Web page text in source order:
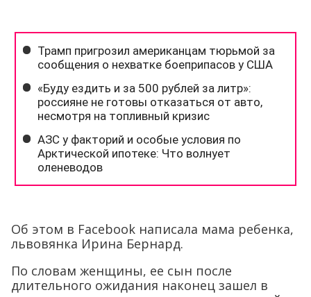
Об этом в Facebook написала мама ребенка,
львовянка Ирина Бернард.
По словам женщины, ее сын после
длительного ожидания наконец зашел в